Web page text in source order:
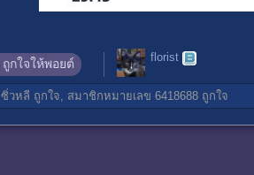
ถูกใจให้พอยต์ florist
ซิ่วหลี ถูกใจ, สมาชิกหมายเลข 6418688 ถูกใจ